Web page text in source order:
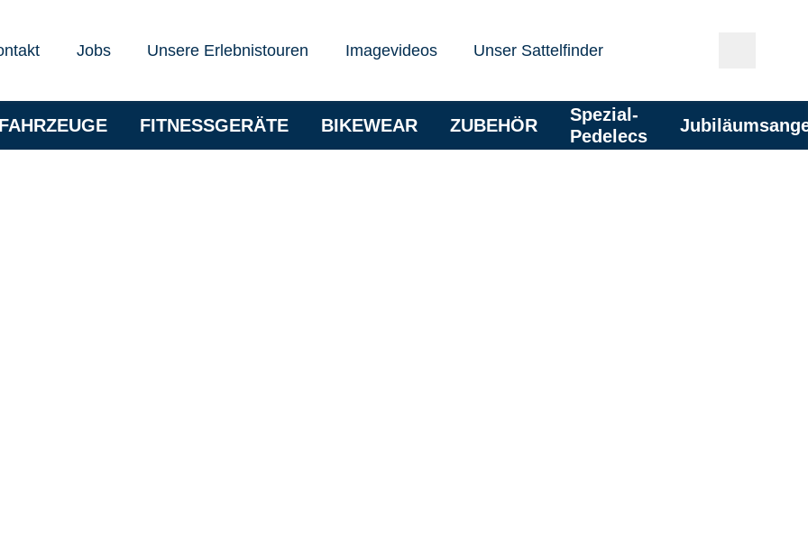
Jobs Unsere Erlebnistouren Imagevideos Unser Sattelfinder
FITNESSGERÄTE BIKEWEAR ZUBEHÖR
Spezial-
Pedelecs